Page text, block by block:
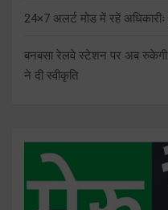
24×7 अलर्ट मोड में रहें
बनबसा रेलवे स्टेशन पर अब
ने दी स्वीकृति